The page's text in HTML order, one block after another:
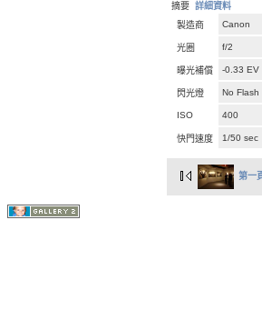
摘要 詳細資料
製造商
Canon
光圈 f/2
曝光補償 -0.33 EV
閃光燈 No Flash
ISO 400
快門速度 1/50 sec
第一